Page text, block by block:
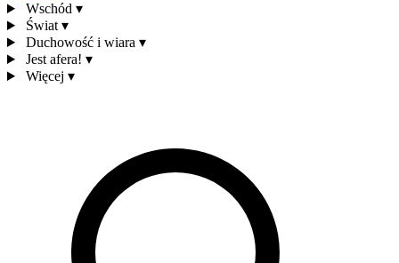
Wschód ▾
Świat ▾
Duchowość i wiara ▾
Jest afera! ▾
Więcej ▾